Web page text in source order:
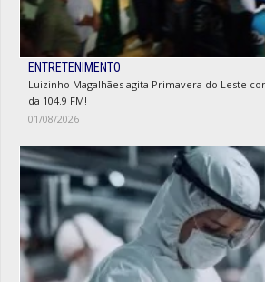
ENTRETENIMENTO
Luizinho Magalhães agita Primavera do Leste
da 104.9 FM!
01/08/2026